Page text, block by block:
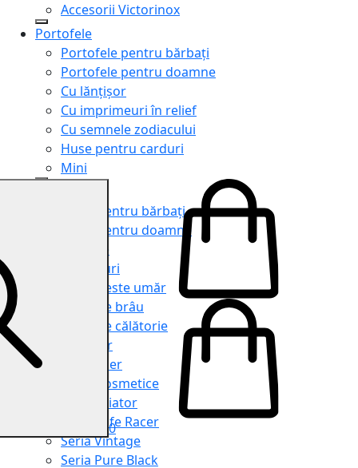
Accesorii Victorinox
Portofele
Portofele pentru bărbați
Portofele pentru doamne
Cu lănțișor
Cu imprimeuri în relief
Cu semnele zodiacului
Huse pentru carduri
Mini
Genți pentru bărbați
Genți pentru doamne
Serviete
Rucsacuri
Genți peste umăr
Genți de brâu
Genți de călătorie
Shopper
Organiser
Truse cosmetice
Seria Aviator
Seria Cafe Racer
Seria Vintage
Seria Pure Black
0